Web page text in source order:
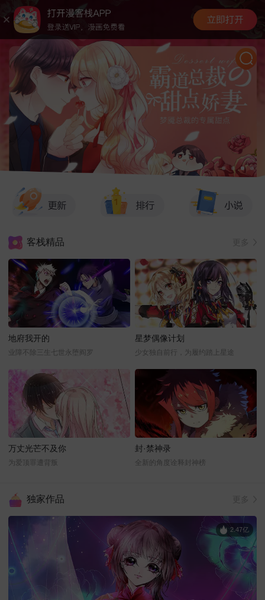
客栈精品
地府我开的
业障不除三生七世永堕阎罗
星梦偶像计划
少女独自前行，为履约踏上星途
万丈光芒不及你
为爱顶罪遭背叛
封·禁神录
全新的角度诠释封神榜
独家作品
2.47亿